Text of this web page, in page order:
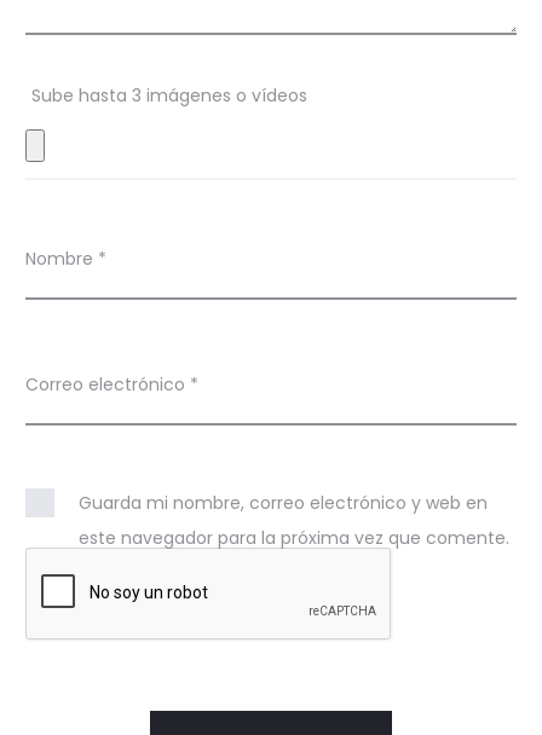
o
e
s
Sube hasta 3 imágenes o vídeos
Nombre *
Correo electrónico *
Guarda mi nombre, correo electrónico y web en
este navegador para la próxima vez que comente.